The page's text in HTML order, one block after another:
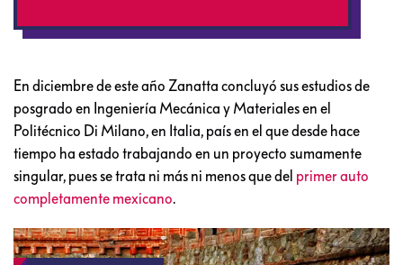
En diciembre de este año Zanatta concluyó sus estudios de
posgrado en Ingeniería Mecánica y Materiales en el
Politécnico Di Milano, en Italia, país en el que desde hace
tiempo ha estado trabajando en un proyecto sumamente
singular, pues se trata ni más ni menos que del primer auto
completamente mexicano.